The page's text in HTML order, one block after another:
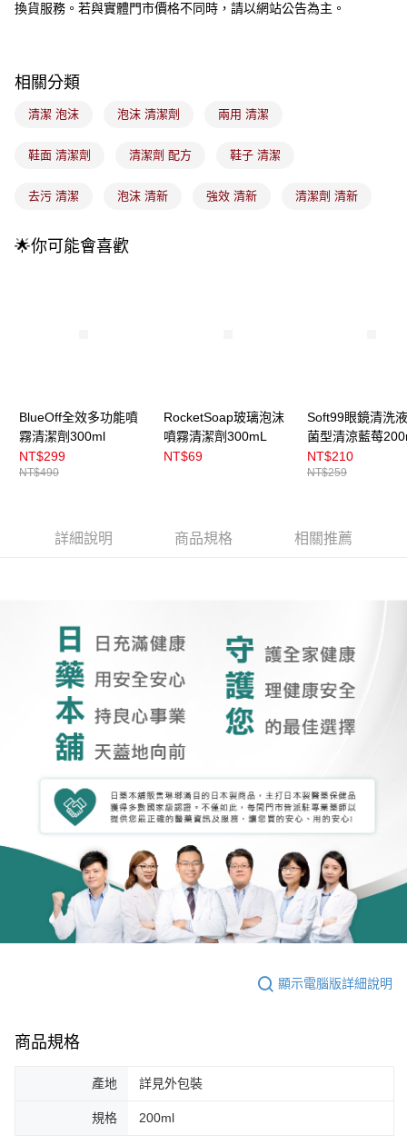
大哥付你分期
1.本服務由台灣大哥大提供，台灣大哥大用戶可立即使用無須另外申請。
2.付款方式選擇「大哥付你分期」，訂單成立後會自動跳轉到大哥付的交易
流程，驗證手機門號後，選擇欲分期的期數、繳款截止日，確認付款後即完
4.訂單成立30分鐘內，如未前往確認交易或遇審核未通過，訂單將自動取
法說明評估內容。
醒簡訊。
2.透過簡訊連結打開帳單後，可選擇「超商條碼／台灣大直營門市／銀行轉
3.完整用戶服務條款，請詳閱以下連結：https://oppay.tw/userRule
ATM付款
運送方式
全家取貨付款
付款後全家取貨
付款後門市自取
每筆NT$100，滿NT$399(含以上)免運費
換貨服務。若與實體門市價格不同時，請以網站公告為主。
相關分類
清潔 泡沫 泡沫 清潔劑 兩用 清潔
鞋面 清潔劑 清潔劑 配方 鞋子 清潔
去污 清潔 泡沫 清新 強效 清新 清潔劑 清新
🌟你可能會喜歡
BlueOff全效多功能噴
霧清潔劑300ml
NT$299
NT$490
RocketSoap玻璃泡沫
噴霧清潔劑300mL
NT$69
Soft99眼鏡清洗
菌型清涼藍莓
NT$210
NT$259
詳細說明 商品規格 相關推薦
顯示電腦版詳細說明
商品規格
產地 詳見外包裝
規格 200ml